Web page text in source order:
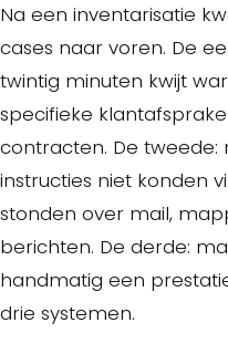
Na een inventarisatie
cases naar voren. De
twintig minuten kwijt
specifieke
contracten. De tweede:
instructies niet konden
stonden over mail,
berichten. De derde:
handmatig een
drie systemen.